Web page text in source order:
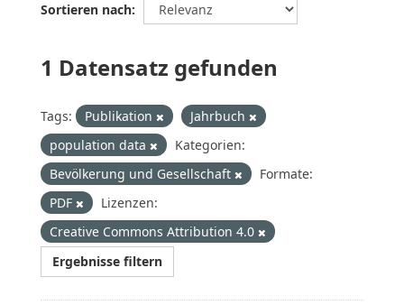
Sortieren nach
1 Datensatz gefunden
Tags: Publikation
Jahrbuch
population data
Kategorien:
Bevölkerung und Gesellschaft
Formate:
PDF
Lizenzen:
Creative Commons Attribution 4.0
Ergebnisse filtern